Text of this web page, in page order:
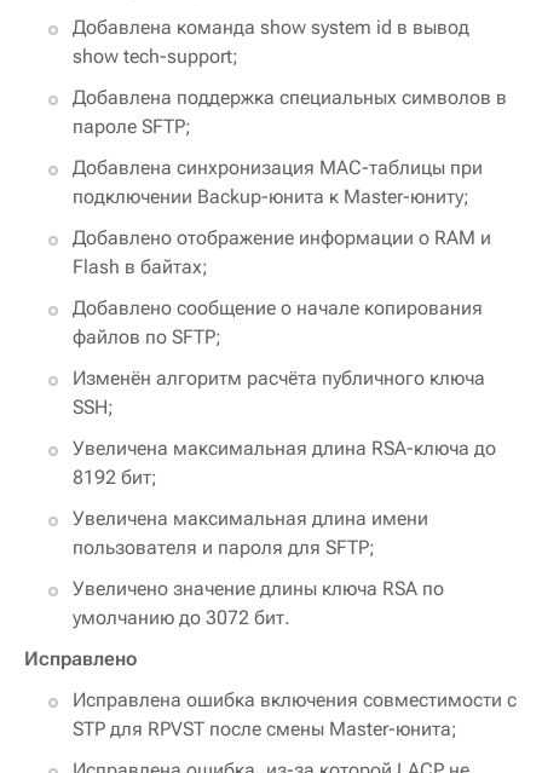
Добавлена команда show system id в вывод
show tech-support;
Добавлена поддержка специальных символов в
пароле SFTP;
Добавлена синхронизация MAC-таблицы при
подключении Backup-юнита к Master-юниту;
Добавлено отображение информации о RAM и
Flash в байтах;
Добавлено сообщение о начале копирования
файлов по SFTP;
Изменён алгоритм расчёта публичного ключа
SSH;
Увеличена максимальная длина RSA-ключа до
8192 бит;
Увеличена максимальная длина имени
пользователя и пароля для SFTP;
Увеличено значение длины ключа RSA по
умолчанию до 3072 бит.
Исправлено
Исправлена ошибка включения совместимости с
STP для RPVST после смены Master-юнита;